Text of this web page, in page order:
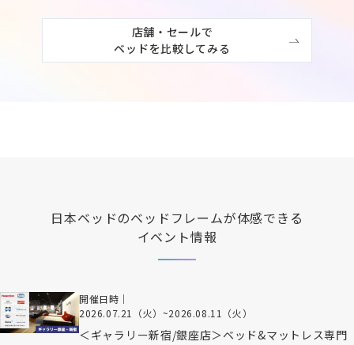
店舗・セールで
ベッドを比較してみる
日本ベッドのベッドフレームが体感できる
イベント情報
開催日時｜
2026.07.21（火） ~2026.08.11（火）
＜ギャラリー新宿/銀座店＞ベッド&マットレス専門